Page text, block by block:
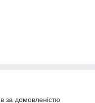
за домовленістю